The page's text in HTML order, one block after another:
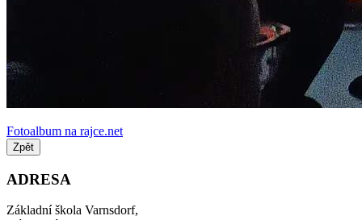
Fotoalbum na rajce.net
Zpět
ADRESA
Základní škola Varnsdorf,